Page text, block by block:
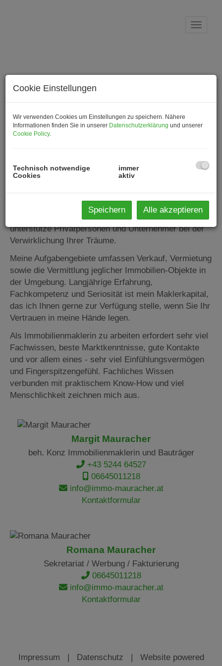
Unternehmen
Seit 1990 bin ich in der Immobilienbranche tätig und
unterstütze Privatpersonen und Unternehmer bei der
Verwirklichung Ihrer Träume.
Meine Aufgabengebiete umfassen Verkauf, Vermietung
sowie die Vermittlung jeglicher Immobilien-Objekte in
der Umgebung. Langjährige Erfahrung,
Fachkompetenz und Seriosität ist mein Maklerkapital,
das ich Ihnen gerne zur Verfügung stelle, wenn Sie Ihr
Vertrauen in meine Hände legen.
Als Immobilienmaklerin zu arbeiten erfordert sehr viel
Fachwissen, beste Marktkenntnisse, gute Kontakte
und vor allem eines - sehr viel Einfühlungsvermögen
und Fingerspitzengefühl. Fachliches Wissen
verbunden mit praktischem Know-How und viel
Menschlichkeit zeichnen mich aus.
Margit Mauracher
beh. Konz Immobilienmaklerin und Bauträger
+43 5244 64527
06645011218
info@immo-mauracher.at
Kontaktformular
Romana Mauracher
Sekretariat / Werbung / Fakturierung
06645011218
info@immo-mauracher.at
Kontaktformular
Impressum | Datenschutz | Website powered
Cookie Einstellungen
Wir verwenden Cookies um Einstellungen zu speichern. Nähere
Informationen finden Sie in unserer Datenschutzerklärung und unserer
Cookie Policy.
Technisch notwendige
Cookies
immer
aktiv
Speichern Alle akzeptieren